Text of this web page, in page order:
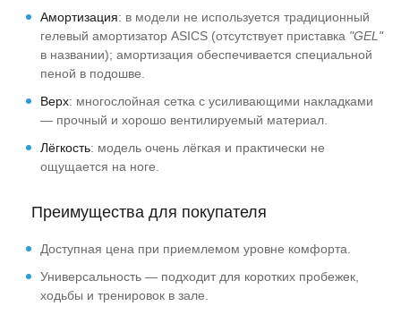
Амортизация: в модели не используется традиционный
гелевый амортизатор ASICS (отсутствует приставка "GEL"
в названии); амортизация обеспечивается специальной
пеной в подошве.
Верх: многослойная сетка с усиливающими накладками
— прочный и хорошо вентилируемый материал.
Лёгкость: модель очень лёгкая и практически не
ощущается на ноге.
Преимущества для покупателя
Доступная цена при приемлемом уровне комфорта.
Универсальность — подходит для коротких пробежек,
ходьбы и тренировок в зале.